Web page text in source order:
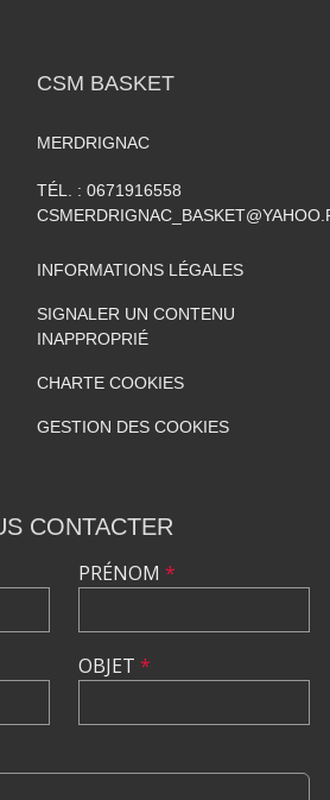
CSM BASKET
MERDRIGNAC
TÉL. : 0671916558
INFORMATIONS LÉGALES
SIGNALER UN CONTENU
INAPPROPRIÉ
CHARTE COOKIES
GESTION DES COOKIES
CONTACTER
PRÉNOM *
OBJET *